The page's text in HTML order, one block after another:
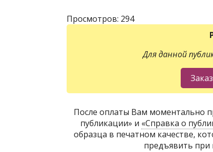
Просмотров: 294
Для данной
После оплаты Вам моментально
публикации» и «Справка о
образца в печатном качестве,
предъявить при